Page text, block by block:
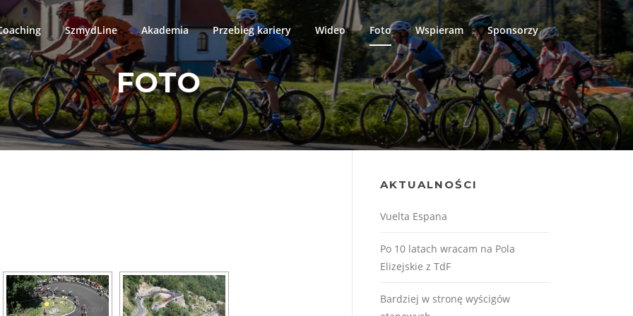
SzmydLine Akademia Przebieg kariery Wideo Foto Wspieram Sponsorzy
FOTO
AKTUALNOŚCI
Vuelta Espana
Po 10 latach wracam na Pola
Elizejskie z TdF
Bardziej w stronę wyścigów